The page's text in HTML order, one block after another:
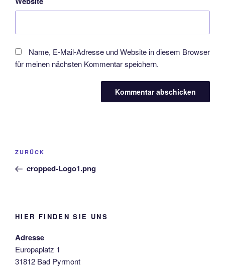
Name, E-Mail-Adresse und Website in diesem Browser
für meinen nächsten Kommentar speichern.
Beitragsnavigation
Vorheriger
Beitrag
ZURÜCK
cropped-Logo1.png
HIER FINDEN SIE UNS
Adresse
Europaplatz 1
31812 Bad Pyrmont